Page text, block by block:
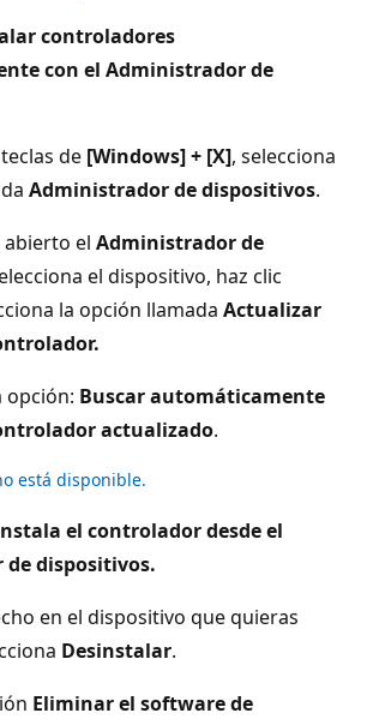
controladores
con el Administrador de
de [Windows] + [X], selecciona
Administrador de dispositivos.
abierto el Administrador de
el dispositivo, haz clic
la opción llamada Actualizar
opción: Buscar automáticamente
actualizado.
está disponible.
el controlador desde el
dispositivos.
en el dispositivo que quieras
Desinstalar.
Eliminar el software de